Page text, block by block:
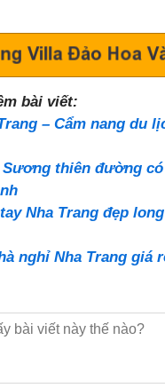
bài viết:
– Cẩm nang du
Sương thiên đường
Nha Trang đẹp
nghỉ Nha Trang giá